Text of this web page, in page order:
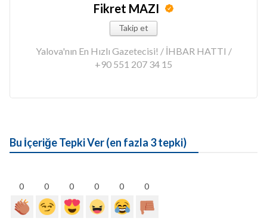
Fikret MAZI
Takip et
Yalova'nın En Hızlı Gazetecisi! / İHBAR HATTI /
+90 551 207 34 15
Bu İçeriğe Tepki Ver (en fazla 3 tepki)
0 0 0 0 0 0